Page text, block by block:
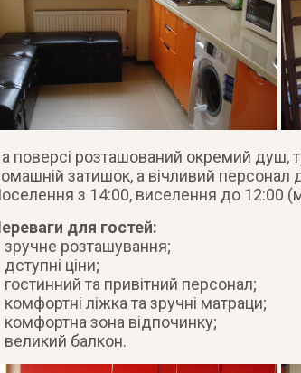
поверсі розташований окремий душ,
затишок, а вічливий
з 14:00, виселення до 12:00
для гостей:
зручне розташування;
ціни;
гостинний та привітний персонал;
комфортні ліжка та зручні матраци;
комфортна зона відпочинку;
великий балкон.